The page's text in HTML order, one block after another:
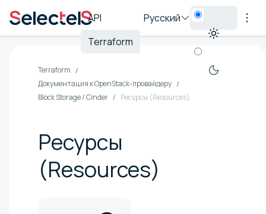
API
Terraform
Русский
Terraform
Документация к OpenStack-провайдеру
Block Storage / Cinder
Ресурсы (Resources)
Ресурсы
(Resources)